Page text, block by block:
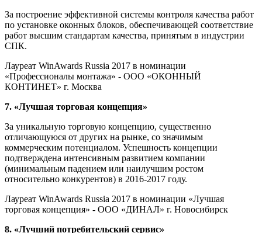
За построение эффективной системы контроля качества работ
по установке оконных блоков, обеспечивающей соответствие
работ высшим стандартам качества, принятым в индустрии
СПК.
Лауреат WinAwards Russia 2017 в номинации
«Профессионалы монтажа» - ООО «ОКОННЫЙ
КОНТИНЕТ» г. Москва
7. «Лучшая торговая концепция»
За уникальную торговую концепцию, существенно
отличающуюся от других на рынке, со значимым
коммерческим потенциалом. Успешность концепции
подтверждена интенсивным развитием компании
(минимальным падением или наилучшим ростом
относительно конкурентов) в 2016-2017 году.
Лауреат WinAwards Russia 2017 в номинации «Лучшая
торговая концепция» - ООО «ДИНАЛ» г. Новосибирск
8. «Лучший потребительский сервис»